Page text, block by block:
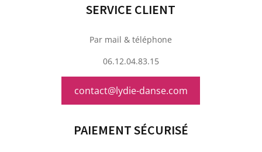
SERVICE CLIENT
Par mail & téléphone
06.12.04.83.15
contact@lydie-danse.com
PAIEMENT SÉCURISÉ